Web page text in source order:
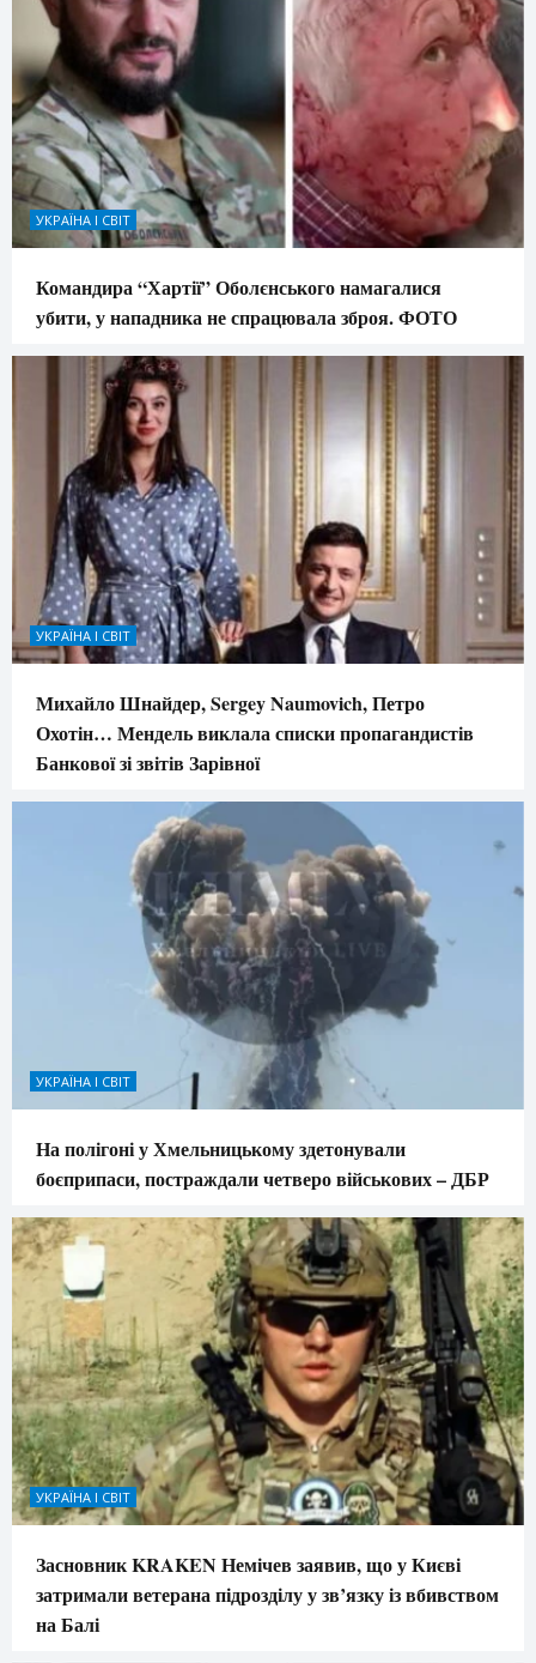
УКРАЇНА І СВІТ
Командира “Хартії” Оболєнського намагалися
убити, у нападника не спрацювала зброя. ФОТО
УКРАЇНА І СВІТ
Михайло Шнайдер, Sergey Naumovich, Петро
Охотін… Мендель виклала списки пропагандистів
Банкової зі звітів Зарівної
УКРАЇНА І СВІТ
На полігоні у Хмельницькому здетонували
боєприпаси, постраждали четверо військових – ДБР
УКРАЇНА І СВІТ
Засновник KRAKEN Немічев заявив, що у Києві
затримали ветерана підрозділу у зв’язку із вбивством
на Балі